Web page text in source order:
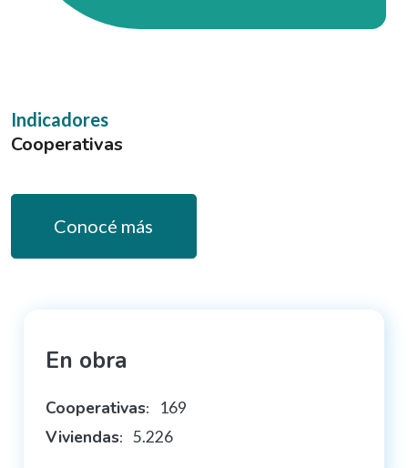
Indicadores
Cooperativas
Conocé más
En obra
Cooperativas: 169
Viviendas: 5.226